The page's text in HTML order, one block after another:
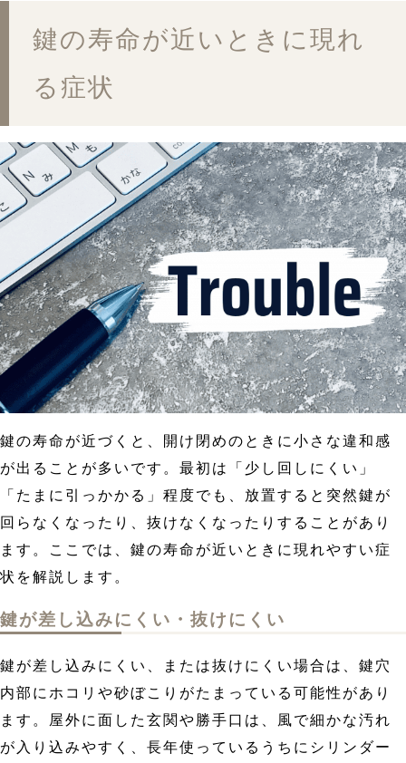
鍵の寿命が近いときに現れ
る症状
鍵の寿命が近づくと、開け閉めのときに小さな違和感
が出ることが多いです。最初は「少し回しにくい」
「たまに引っかかる」程度でも、放置すると突然鍵が
回らなくなったり、抜けなくなったりすることがあり
ます。ここでは、鍵の寿命が近いときに現れやすい症
状を解説します。
鍵が差し込みにくい・抜けにくい
鍵が差し込みにくい、または抜けにくい場合は、鍵穴
内部にホコリや砂ぼこりがたまっている可能性があり
ます。屋外に面した玄関や勝手口は、風で細かな汚れ
が入り込みやすく、長年使っているうちにシリンダー